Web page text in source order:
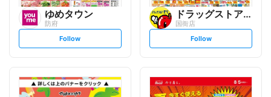
ゆめタウン
防府
s
t
l
o
w
Follow
ドラッグストアモリ
国衙店
s
t
l
o
w
Follow